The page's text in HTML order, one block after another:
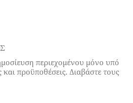
περιεχομένου μόνο υπό
προϋποθέσεις. Διαβάστε τους